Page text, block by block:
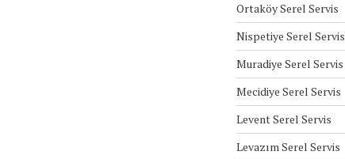
Ortaköy Serel Servis
Nispetiye Serel Servis
Muradiye Serel Servis
Mecidiye Serel Servis
Levent Serel Servis
Levazım Serel Servis